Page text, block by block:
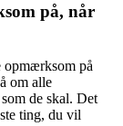
på, når
opmærksom på
om alle
de skal. Det
ting, du vil